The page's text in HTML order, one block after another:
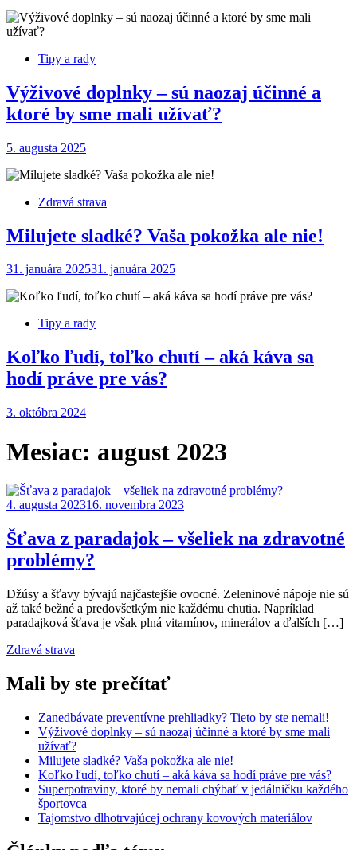
Tipy a rady
Výživové doplnky – sú naozaj účinné a
ktoré by sme mali užívať?
5. augusta 2025
Zdravá strava
Milujete sladké? Vaša pokožka ale nie!
31. januára 202531. januára 2025
Tipy a rady
Koľko ľudí, toľko chutí – aká káva sa
hodí práve pre vás?
3. októbra 2024
Mesiac: august 2023
4. augusta 202316. novembra 2023
Šťava z paradajok – všeliek na zdravotné
problémy?
Džúsy a šťavy bývajú najčastejšie ovocné. Zeleninové nápoje nie sú
až také bežné a predovšetkým nie každému chutia. Napríklad
paradajková šťava je však plná vitamínov, minerálov a ďalších […]
Zdravá strava
Mali by ste prečítať
Zanedbávate preventívne prehliadky? Tieto by ste nemali!
Výživové doplnky – sú naozaj účinné a ktoré by sme mali
užívať?
Milujete sladké? Vaša pokožka ale nie!
Koľko ľudí, toľko chutí – aká káva sa hodí práve pre vás?
Superpotraviny, ktoré by nemali chýbať v jedálničku každého
športovca
Tajomstvo dlhotrvajúcej ochrany kovových materiálov